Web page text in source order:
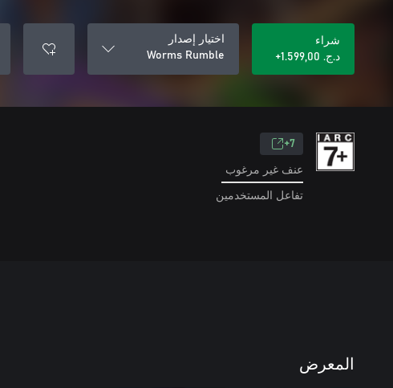
شراء
د.ج.‏ 1.599,00+
اختيار إصدار
Worms Rumble
7+
عنف غير مرغوب
تفاعل المستخدمين
المعرض